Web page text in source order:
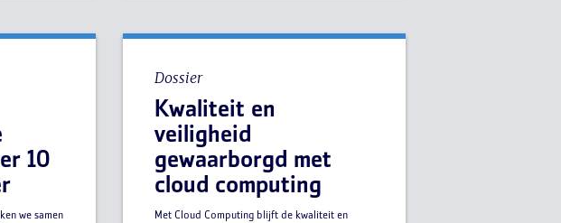
10
we samen
Dossier
Kwaliteit en
veiligheid
gewaarborgd met
cloud computing
Met Cloud Computing blijft de kwaliteit en